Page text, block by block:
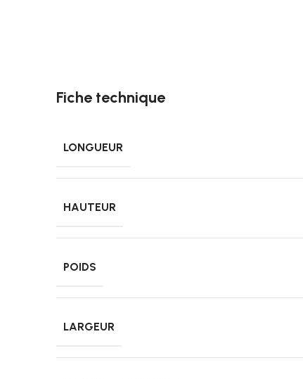
Fiche technique
LONGUEUR
HAUTEUR
POIDS
LARGEUR